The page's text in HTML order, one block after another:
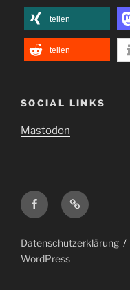
teilen
teilen
SOCIAL LINKS
Mastodon
FacebookMastodon
Datenschutzerklärung
WordPress